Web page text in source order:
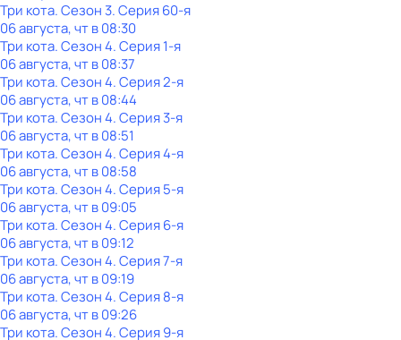
Три кота. Сезон 3. Серия 60-я
06 августа, чт в 08:30
Три кота. Сезон 4. Серия 1-я
06 августа, чт в 08:37
Три кота. Сезон 4. Серия 2-я
06 августа, чт в 08:44
Три кота. Сезон 4. Серия 3-я
06 августа, чт в 08:51
Три кота. Сезон 4. Серия 4-я
06 августа, чт в 08:58
Три кота. Сезон 4. Серия 5-я
06 августа, чт в 09:05
Три кота. Сезон 4. Серия 6-я
06 августа, чт в 09:12
Три кота. Сезон 4. Серия 7-я
06 августа, чт в 09:19
Три кота. Сезон 4. Серия 8-я
06 августа, чт в 09:26
Три кота. Сезон 4. Серия 9-я